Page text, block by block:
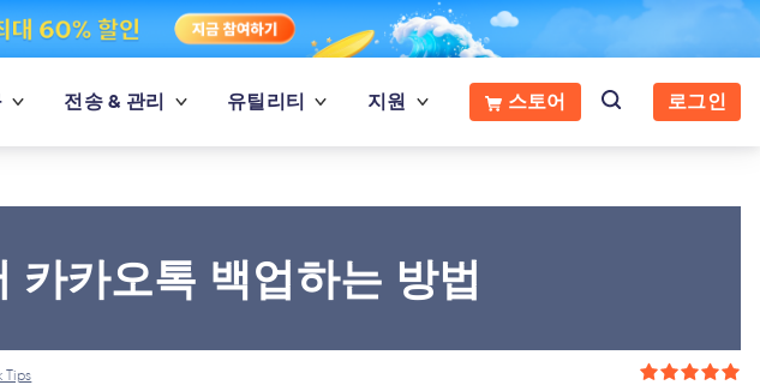
전송 & 관리 유틸리티 지원 스토어 로그인
카카오톡 백업하는 방법
Tips